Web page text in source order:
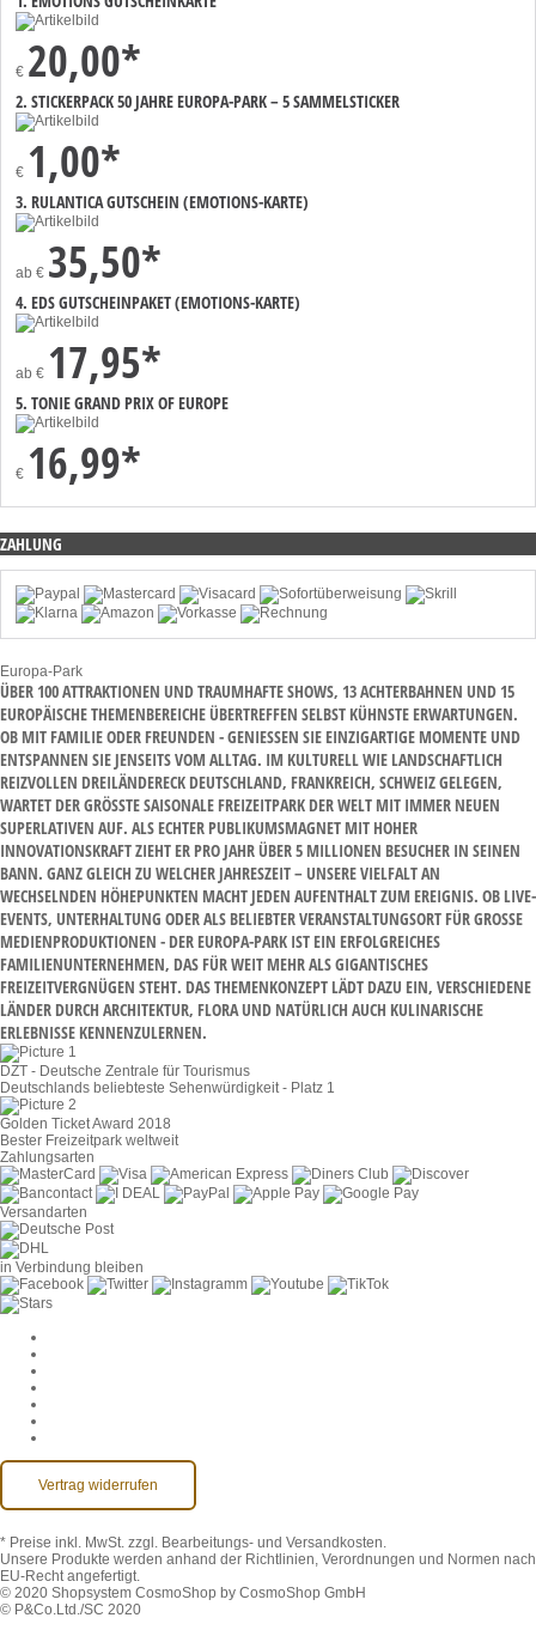
€ 20,00*
2. STICKERPACK 50 JAHRE EUROPA-PARK – 5 SAMMELSTICKER
€ 1,00*
3. RULANTICA GUTSCHEIN (EMOTIONS-KARTE)
ab € 35,50*
4. EDS GUTSCHEINPAKET (EMOTIONS-KARTE)
ab € 17,95*
5. TONIE GRAND PRIX OF EUROPE
€ 16,99*
ZAHLUNG
Europa-Park
ÜBER 100 ATTRAKTIONEN UND TRAUMHAFTE SHOWS, 13 ACHTERBAHNEN UND 15
EUROPÄISCHE THEMENBEREICHE ÜBERTREFFEN SELBST KÜHNSTE ERWARTUNGEN.
OB MIT FAMILIE ODER FREUNDEN - GENIESSEN SIE EINZIGARTIGE MOMENTE UND E
NTSPANNEN SIE JENSEITS VOM ALLTAG. IM KULTURELL WIE LANDSCHAFTLICH R
EIZVOLLEN DREILÄNDERECK DEUTSCHLAND, FRANKREICH, SCHWEIZ GELEGEN, W
ARTET DER GRÖSSTE SAISONALE FREIZEITPARK DER WELT MIT IMMER NEUEN SU
PERLATIVEN AUF. ALS ECHTER PUBLIKUMSMAGNET MIT HOHER IN
NOVATIONSKRAFT ZIEHT ER PRO JAHR ÜBER 5 MILLIONEN BESUCHER IN SEINEN BA
NN. GANZ GLEICH ZU WELCHER JAHRESZEIT – UNSERE VIELFALT AN WE
CHSELNDEN HÖHEPUNKTEN MACHT JEDEN AUFENTHALT ZUM EREIGNIS. OB LIVE-EV
ENTS, UNTERHALTUNG ODER ALS BELIEBTER VERANSTALTUNGSORT FÜR GROSSE MED
IENPRODUKTIONEN - DER EUROPA-PARK IST EIN ERFOLGREICHES FAM
ILIENUNTERNEHMEN, DAS FÜR WEIT MEHR ALS GIGANTISCHES FRE
IZEITVERGNÜGEN STEHT. DAS THEMENKONZEPT LÄDT DAZU EIN, VERSCHIEDENE LÄN
DER DURCH ARCHITEKTUR, FLORA UND NATÜRLICH AUCH KULINARISCHE ERL
EBNISSE KENNENZULERNEN.
DZT - Deutsche Zentrale für Tourismus
Deutschlands beliebteste Sehenwürdigkeit - Platz 1
Golden Ticket Award 2018
Bester Freizeitpark weltweit
Zahlungsarten
Versandarten
in Verbindung bleiben
Vertrag widerrufen
* Preise inkl. MwSt. zzgl. Bearbeitungs- und Versandkosten.
Unsere Produkte werden anhand der Richtlinien, Verordnungen und Normen nach
EU-Recht angefertigt.
© 2020 Shopsystem CosmoShop by CosmoShop GmbH
© P&Co.Ltd./SC 2020